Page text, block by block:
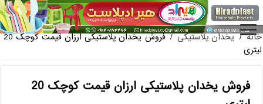
فروش گلدان پلاستیکی
خانه / یخدان پلاستیکی /
فروش یخدان پلاستیکی ارزان قیمت کوچک 20
لیتری
فروش یخدان پلاستیکی ارزان قیمت کوچک 20